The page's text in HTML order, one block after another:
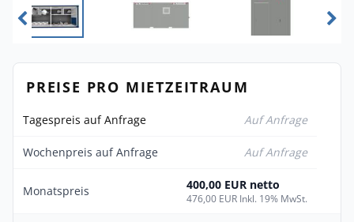
PREISE PRO MIETZEITRAUM
Tagespreis auf Anfrage Auf Anfrage
Wochenpreis auf Anfrage Auf Anfrage
Monatspreis 400,00 EUR netto
476,00 EUR Inkl. 19% MwSt.